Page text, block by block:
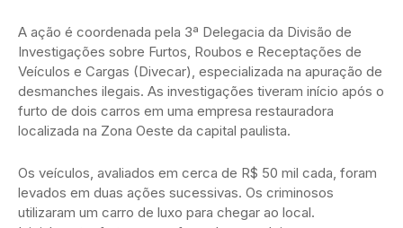
A ação é coordenada pela 3ª Delegacia da Divisão de
Investigações sobre Furtos, Roubos e Receptações de
Veículos e Cargas (Divecar), especializada na apuração de
desmanches ilegais. As investigações tiveram início após o
furto de dois carros em uma empresa restauradora
localizada na Zona Oeste da capital paulista.
Os veículos, avaliados em cerca de R$ 50 mil cada, foram
levados em duas ações sucessivas. Os criminosos
utilizaram um carro de luxo para chegar ao local.